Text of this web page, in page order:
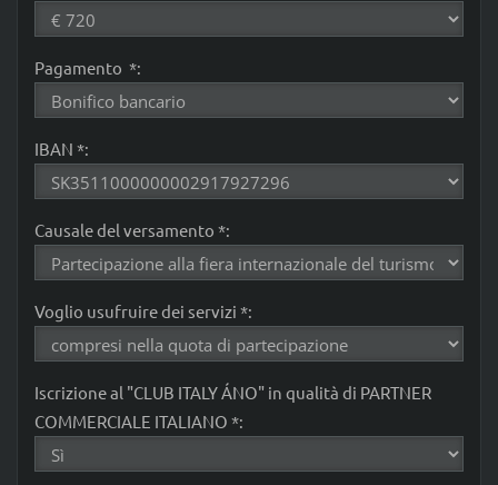
Pagamento *:
IBAN *:
Causale del versamento *:
Voglio usufruire dei servizi *:
Iscrizione al "CLUB ITALY ÁNO" in qualità di PARTNER
COMMERCIALE ITALIANO *: